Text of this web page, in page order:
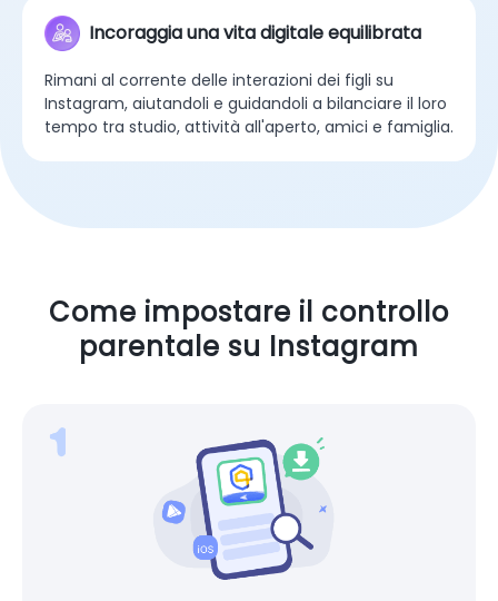
Incoraggia una vita digitale equilibrata
Rimani al corrente delle interazioni dei figli su
Instagram, aiutandoli e guidandoli a bilanciare il loro
tempo tra studio, attività all'aperto, amici e famiglia.
Come impostare il controllo
parentale su Instagram